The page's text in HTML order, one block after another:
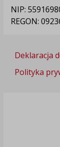
NIP:
REGON:
Deklaracja
Polityka